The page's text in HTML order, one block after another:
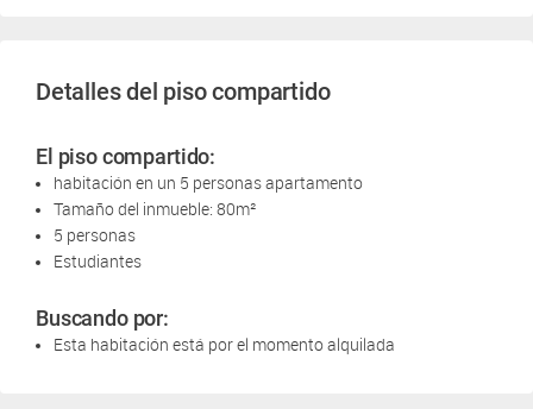
Detalles del piso compartido
El piso compartido:
habitación en un 5 personas apartamento
Tamaño del inmueble: 80m²
5 personas
Estudiantes
Buscando por:
Esta habitación está por el momento alquilada